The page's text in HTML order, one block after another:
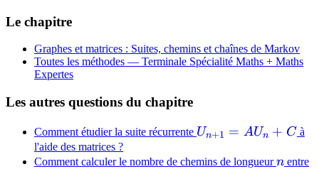
Le chapitre
Graphes et matrices : Suites, chemins et chaînes de Markov
Toutes les méthodes — Terminale Spécialité Maths + Maths
Expertes
Les autres questions du chapitre
Comment étudier la suite récurrente U_{n+1}
+ C
Un+1 = AUn + C à
l'aide des matrices ?
Comment calculer le nombre de chemins de longueurn
n entre